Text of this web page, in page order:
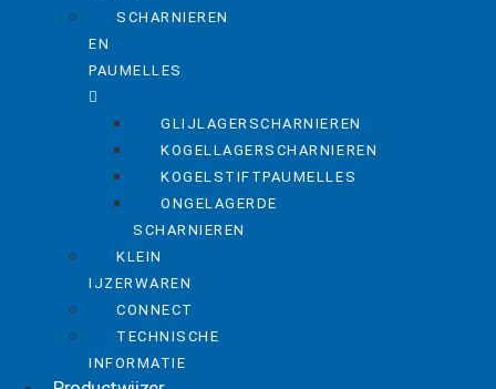
SCHARNIEREN
EN
PAUMELLES
GLIJLAGERSCHARNIEREN
KOGELLAGERSCHARNIEREN
KOGELSTIFTPAUMELLES
ONGELAGERDE
SCHARNIEREN
KLEIN
IJZERWAREN
CONNECT
TECHNISCHE
INFORMATIE